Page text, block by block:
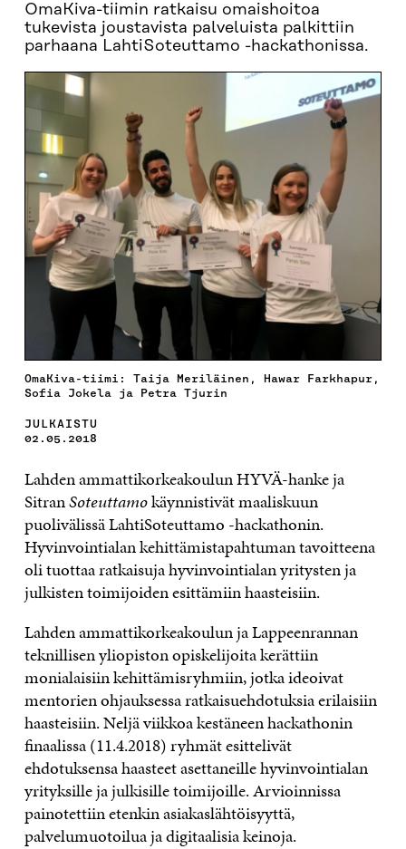
OmaKiva-tiimin ratkaisu omaishoitoa
tukevista joustavista palveluista palkittiin
parhaana LahtiSoteuttamo -hackathonissa.
OmaKiva-tiimi: Taija Meriläinen, Hawar Farkhapur,
Sofia Jokela ja Petra Tjurin
JULKAISTU
02.05.2018
Lahden ammattikorkeakoulun HYVÄ-hanke ja
SitranSoteuttamokäynnistivät maaliskuun
puolivälissä LahtiSoteuttamo -hackathonin.
Hyvinvointialan kehittämistapahtuman tavoitteena
oli tuottaa ratkaisuja hyvinvointialan yritysten ja
julkisten toimijoiden esittämiin haasteisiin.
Lahden ammattikorkeakoulun ja Lappeenrannan
teknillisen yliopiston opiskelijoita kerättiin
monialaisiin kehittämisryhmiin, jotka ideoivat
mentorien ohjauksessa ratkaisuehdotuksia erilaisiin
haasteisiin. Neljä viikkoa kestäneen hackathonin
finaalissa (11.4.2018) ryhmät esittelivät
ehdotuksensa haasteet asettaneille hyvinvointialan
yrityksille ja julkisille toimijoille. Arvioinnissa
painotettiin etenkin asiakaslähtöisyyttä,
palvelumuotoilua ja digitaalisia keinoja.